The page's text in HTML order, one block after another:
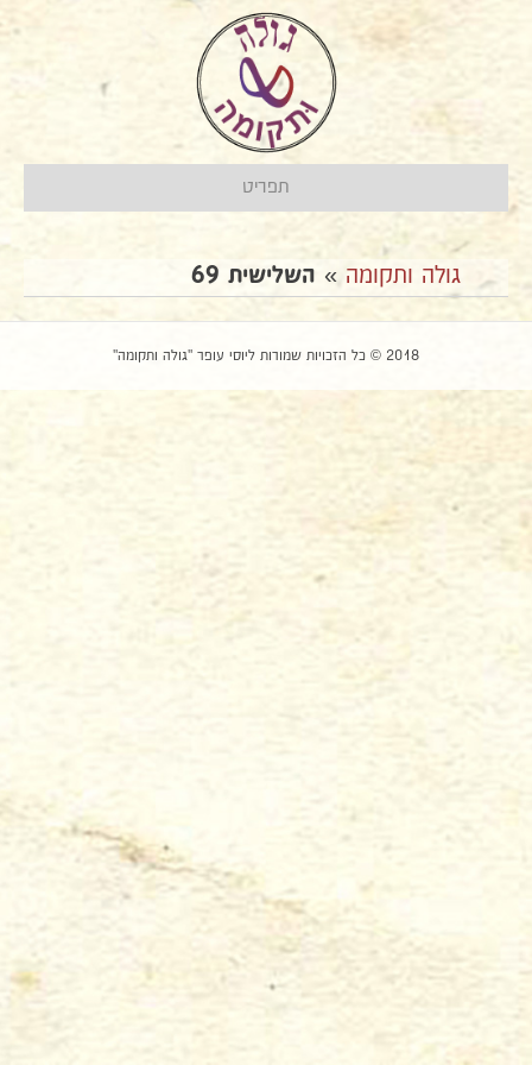
תפריט
גולה ותקומה » השלישית 69
2018 © כל הזכויות שמורות ליוסי עופר "גולה ותקומה"